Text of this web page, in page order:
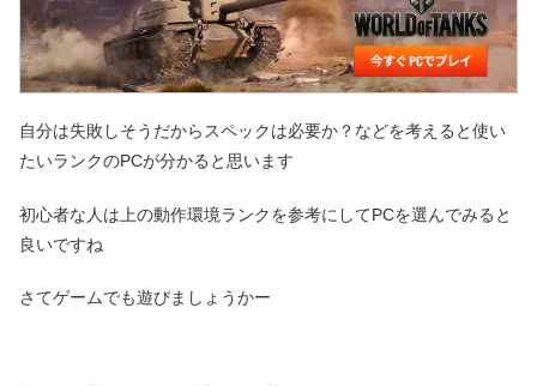
自分は失敗しそうだからスペックは必要か？などを考えると使い
たいランクのPCが分かると思います
初心者な人は上の動作環境ランクを参考にしてPCを選んでみると
良いですね
さてゲームでも遊びましょうかー